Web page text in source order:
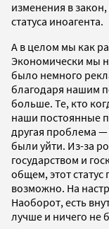
изменения в
статуса иноагента.
А в целом мы как
Экономически мы
было немного
благодаря нашим
больше. Те, кто
наши постоянные
другая проблема
были уйти. Из-за
государством и
общем, этот
возможно. На
Наоборот, есть
лучше и ничего не